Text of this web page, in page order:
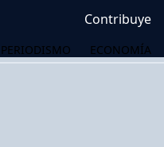
Contribuye
PERIODISMO ECONOMÍA